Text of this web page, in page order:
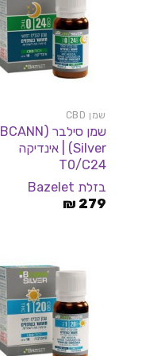
שמן CBD
שמן סילבר (BCANN
Silver) | אינדיקה
T0/C24
בזלת Bazelet
279
₪